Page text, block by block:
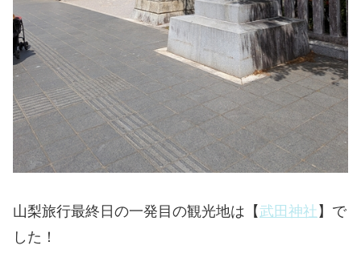
山梨旅行最終日の一発目の観光地は【武田神社 】で
した！